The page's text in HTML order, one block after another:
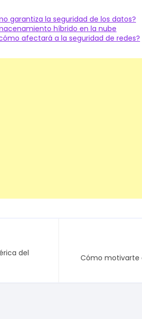
garantiza la seguridad de los datos?
híbrido en la nube
afectará a la seguridad de redes?
del
Cómo motivarte